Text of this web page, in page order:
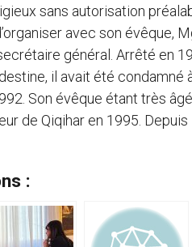
sans autorisation
avec son évêque,
général. Arrêté en
il avait été condamné
Son évêque étant très
de Qiqihar en 1995.
: